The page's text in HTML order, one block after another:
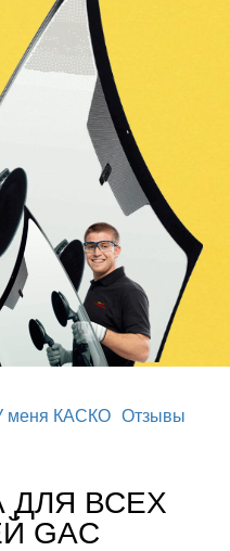
меня КАСКО Отзывы
ДЛЯ ВСЕХ
GAC